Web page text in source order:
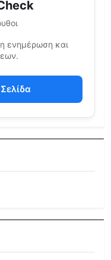
ενημέρωση και